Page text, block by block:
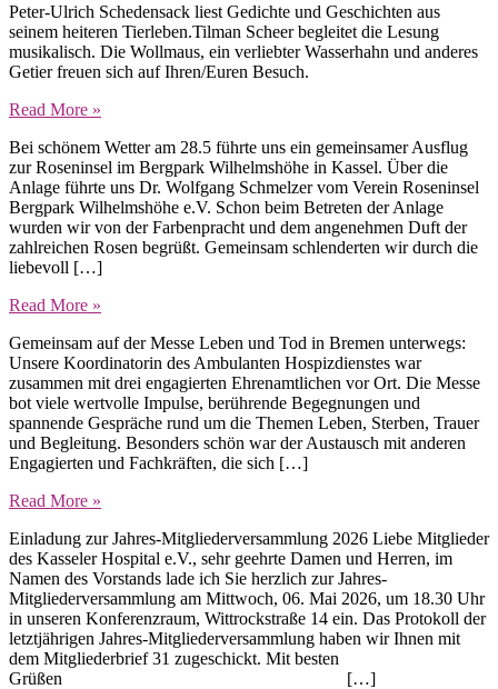
Peter-Ulrich Schedensack liest Gedichte und Geschichten aus
seinem heiteren Tierleben.Tilman Scheer begleitet die Lesung
musikalisch. Die Wollmaus, ein verliebter Wasserhahn und anderes
Getier freuen sich auf Ihren/Euren Besuch.
Read More »
Bei schönem Wetter am 28.5 führte uns ein gemeinsamer Ausflug
zur Roseninsel im Bergpark Wilhelmshöhe in Kassel. Über die
Anlage führte uns Dr. Wolfgang Schmelzer vom Verein Roseninsel
Bergpark Wilhelmshöhe e.V. Schon beim Betreten der Anlage
wurden wir von der Farbenpracht und dem angenehmen Duft der
zahlreichen Rosen begrüßt. Gemeinsam schlenderten wir durch die
liebevoll […]
Read More »
Gemeinsam auf der Messe Leben und Tod in Bremen unterwegs:
Unsere Koordinatorin des Ambulanten Hospizdienstes war
zusammen mit drei engagierten Ehrenamtlichen vor Ort. Die Messe
bot viele wertvolle Impulse, berührende Begegnungen und
spannende Gespräche rund um die Themen Leben, Sterben, Trauer
und Begleitung. Besonders schön war der Austausch mit anderen
Engagierten und Fachkräften, die sich […]
Read More »
Einladung zur Jahres-Mitgliederversammlung 2026 Liebe Mitglieder
des Kasseler Hospital e.V., sehr geehrte Damen und Herren, im
Namen des Vorstands lade ich Sie herzlich zur Jahres-
Mitgliederversammlung am Mittwoch, 06. Mai 2026, um 18.30 Uhr
in unseren Konferenzraum, Wittrockstraße 14 ein. Das Protokoll der
letztjährigen Jahres-Mitgliederversammlung haben wir Ihnen mit
dem Mitgliederbrief 31 zugeschickt. Mit besten
Grüßen […]